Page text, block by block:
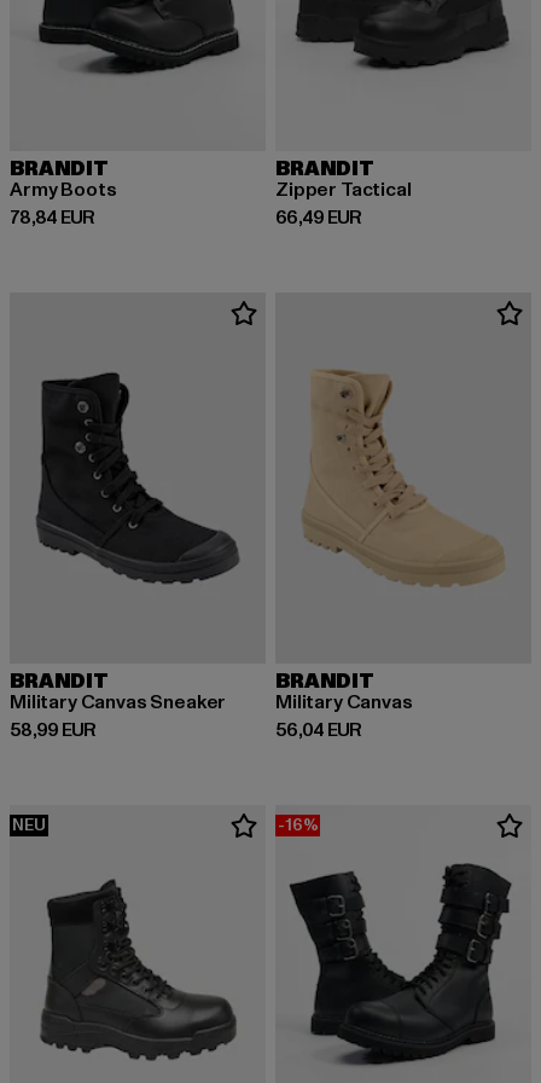
BRANDIT
Army Boots
78,84 EUR
Derzeitiger Preis: 78,84 EUR
BRANDIT
Zipper Tactical
66,49 EUR
Derzeitiger Preis: 66,49 EUR
BRANDIT
Military Canvas Sneaker
58,99 EUR
Derzeitiger Preis: 58,99 EUR
BRANDIT
Military Canvas
56,04 EUR
Derzeitiger Preis: 56,04 EUR
NEU -16%